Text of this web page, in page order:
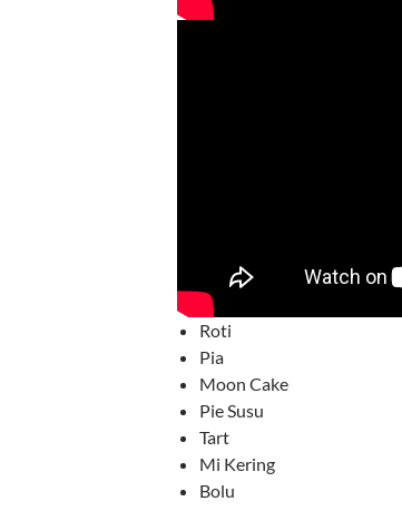
Roti
Pia
Moon Cake
Pie Susu
Tart
Mi Kering
Bolu